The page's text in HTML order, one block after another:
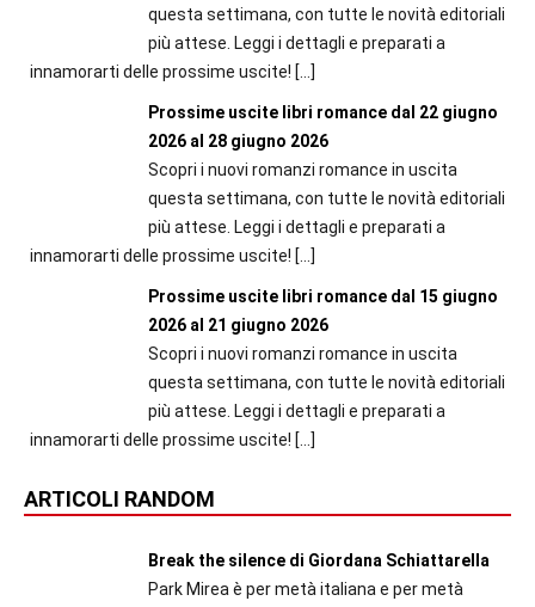
questa settimana, con tutte le novità editoriali
più attese. Leggi i dettagli e preparati a
innamorarti delle prossime uscite! […]
Prossime uscite libri romance dal 22 giugno
2026 al 28 giugno 2026
Scopri i nuovi romanzi romance in uscita
questa settimana, con tutte le novità editoriali
più attese. Leggi i dettagli e preparati a
innamorarti delle prossime uscite! […]
Prossime uscite libri romance dal 15 giugno
2026 al 21 giugno 2026
Scopri i nuovi romanzi romance in uscita
questa settimana, con tutte le novità editoriali
più attese. Leggi i dettagli e preparati a
innamorarti delle prossime uscite! […]
ARTICOLI RANDOM
Break the silence di Giordana Schiattarella
Park Mirea è per metà italiana e per metà